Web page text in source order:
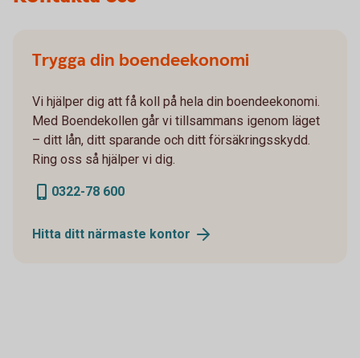
Trygga din boendeekonomi
Vi hjälper dig att få koll på hela din boendeekonomi.
Med Boendekollen går vi tillsammans igenom läget
– ditt lån, ditt sparande och ditt försäkringsskydd.
Ring oss så hjälper vi dig.
0322-78 600
Hitta ditt närmaste kontor